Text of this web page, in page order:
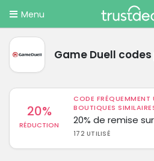
Menu
Game Duell
20%
RÉDUCTION
CODE FRÉQUEMMENT
BOUTIQUES
20% de remise
172 UTILISÉ